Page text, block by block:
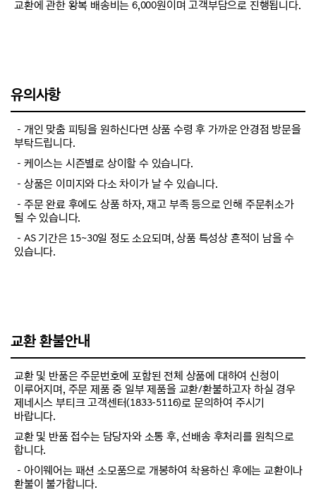
교환에 관한 왕복 배송비는 6,000원이며 고객부담으로 진행됩니다.
유의사항
－개인 맞춤 피팅을 원하신다면 상품 수령 후 가까운 안경점 방문을
부탁드립니다.
－케이스는 시즌별로 상이할 수 있습니다.
－상품은 이미지와 다소 차이가 날 수 있습니다.
－주문 완료 후에도 상품 하자, 재고 부족 등으로 인해 주문취소가
될 수 있습니다.
－AS 기간은 15~30일 정도 소요되며, 상품 특성상 흔적이 남을 수
있습니다.
교환 환불안내
교환 및 반품은 주문번호에 포함된 전체 상품에 대하여 신청이
이루어지며, 주문 제품 중 일부 제품을 교환/환불하고자 하실 경우
제네시스 부티크 고객센터(1833-5116)로 문의하여 주시기
바랍니다.
교환 및 반품 접수는 담당자와 소통 후, 선배송 후처리를 원칙으로
합니다.
－아이웨어는 패션 소모품으로 개봉하여 착용하신 후에는 교환이나
환불이 불가합니다.